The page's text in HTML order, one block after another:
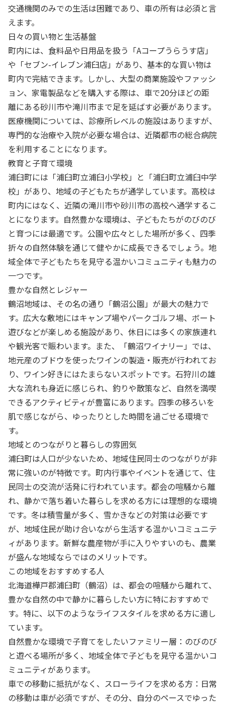
交通機関のみでの生活は困難であり、車の所有は必須と言
えます。
日々の買い物と生活基盤
町内には、食料品や日用品を扱う「Aコープうらうす店」
や「セブン-イレブン浦臼店」があり、基本的な買い物は
町内で完結できます。しかし、大型の商業施設やファッシ
ョン、家電製品などを購入する際は、車で20分ほどの距
離にある砂川市や滝川市まで足を延ばす必要があります。
医療機関については、診療所レベルの施設はありますが、
専門的な治療や入院が必要な場合は、近隣都市の総合病院
を利用することになります。
教育と子育て環境
浦臼町には「浦臼町立浦臼小学校」と「浦臼町立浦臼中学
校」があり、地域の子どもたちが通学しています。高校は
町内にはなく、近隣の滝川市や砂川市の高校へ通学するこ
とになります。自然豊かな環境は、子どもたちがのびのび
と育つには最適です。公園や広々とした場所が多く、四季
折々の自然体験を通じて健やかに成長できるでしょう。地
域全体で子どもたちを見守る温かいコミュニティも魅力の
一つです。
豊かな自然とレジャー
鶴沼地域は、その名の通り「鶴沼公園」が最大の魅力で
す。広大な敷地にはキャンプ場やパークゴルフ場、ボート
遊びなどが楽しめる施設があり、休日には多くの家族連れ
や観光客で賑わいます。また、「鶴沼ワイナリー」では、
地元産のブドウを使ったワインの製造・販売が行われてお
り、ワイン好きにはたまらないスポットです。石狩川の雄
大な流れも身近に感じられ、釣りや散策など、自然を満喫
できるアクティビティが豊富にあります。四季の移ろいを
肌で感じながら、ゆったりとした時間を過ごせる環境で
す。
地域とのつながりと暮らしの雰囲気
浦臼町は人口が少ないため、地域住民同士のつながりが非
常に強いのが特徴です。町内行事やイベントを通じて、住
民同士の交流が活発に行われています。都会の喧騒から離
れ、静かで落ち着いた暮らしを求める方には理想的な環境
です。冬は積雪量が多く、雪かきなどの対策は必要です
が、地域住民が助け合いながら生活する温かいコミュニテ
ィがあります。新鮮な農産物が手に入りやすいのも、農業
が盛んな地域ならではのメリットです。
この地域をおすすめする人
北海道樺戸郡浦臼町（鶴沼）は、都会の喧騒から離れて、
豊かな自然の中で静かに暮らしたい方に特におすすめで
す。特に、以下のようなライフスタイルを求める方に適し
ています。
自然豊かな環境で子育てをしたいファミリー層：のびのび
と遊べる場所が多く、地域全体で子どもを見守る温かいコ
ミュニティがあります。
車での移動に抵抗がなく、スローライフを求める方：日常
の移動は車が必須ですが、その分、自分のペースでゆった